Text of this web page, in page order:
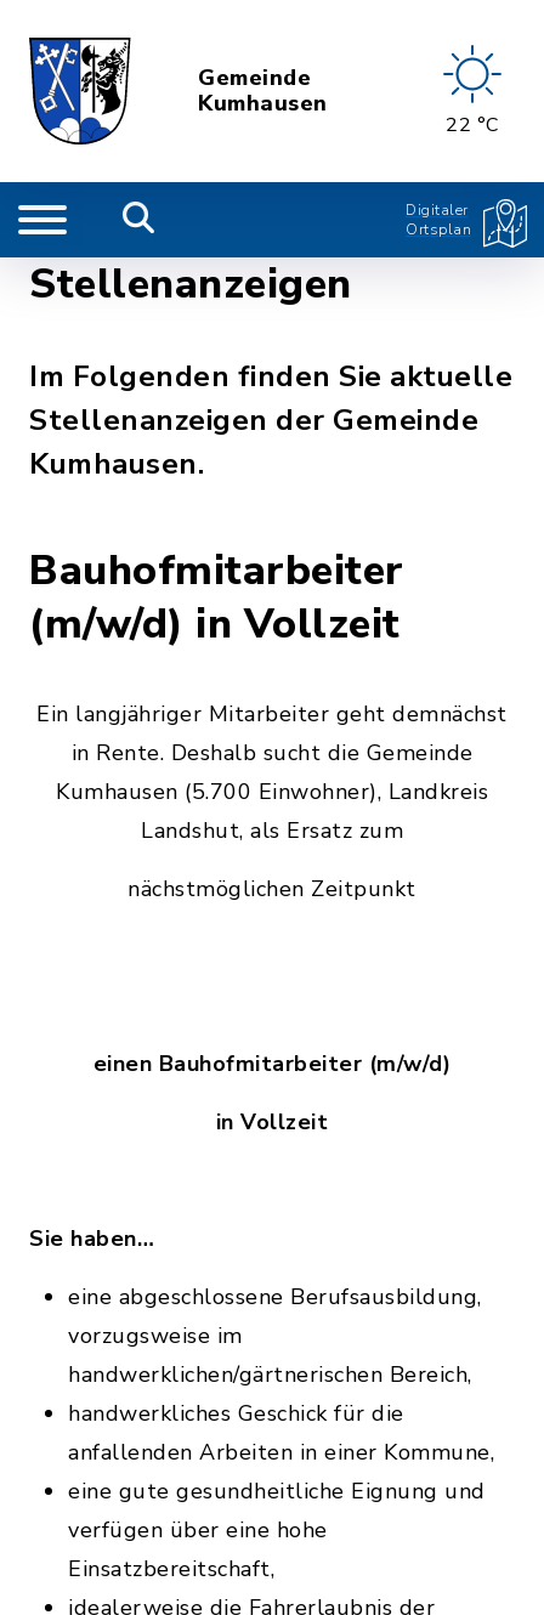
Gemeinde
Kumhausen
22 °C
Digitaler
Ortsplan
Stellenanzeigen
Im Folgenden finden Sie aktuelle
Stellenanzeigen der Gemeinde
Kumhausen.
Bauhofmitarbeiter
(m/w/d) in Vollzeit
Ein langjähriger Mitarbeiter geht demnächst
in Rente. Deshalb sucht die Gemeinde
Kumhausen (5.700 Einwohner), Landkreis
Landshut, als Ersatz zum
nächstmöglichen Zeitpunkt
einen Bauhofmitarbeiter (m/w/d)
in Vollzeit
Sie haben…
eine abgeschlossene Berufsausbildung,
vorzugsweise im
handwerklichen/gärtnerischen Bereich,
handwerkliches Geschick für die
anfallenden Arbeiten in einer Kommune,
eine gute gesundheitliche Eignung und
verfügen über eine hohe
Einsatzbereitschaft,
idealerweise die Fahrerlaubnis der